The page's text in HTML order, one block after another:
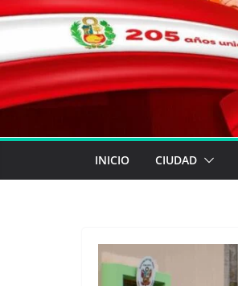
INICIO CIUDAD